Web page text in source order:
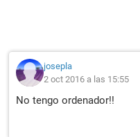
josepla
2 oct 2016 a las 15:55
No tengo ordenador!!